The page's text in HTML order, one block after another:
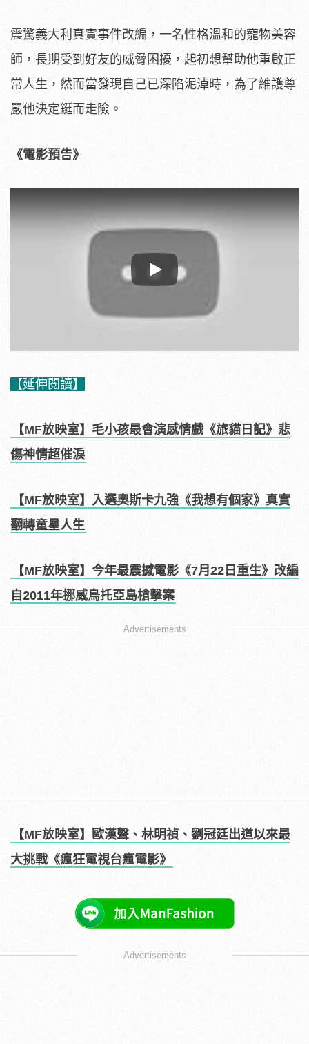
震驚義大利真實事件改編，一名性格溫和的寵物美容
師，長期受到好友的威脅困擾，起初想幫助他重啟正
常人生，然而當發現自己已深陷泥淖時，為了維護尊
嚴他決定鋌而走險。
《電影預告》
Play
【延伸閱讀】
【MF放映室】毛小孩最會演感情戲《旅貓日記》悲
傷神情超催淚
【MF放映室】入選奧斯卡九強《我想有個家》真實
翻轉童星人生
【MF放映室】今年最震撼電影《7月22日重生》改編
自2011年挪威烏托亞島槍擊案
Advertisements
【MF放映室】歐漢聲、林明禎、劉冠廷出道以來最
大挑戰《瘋狂電視台瘋電影》
Advertisements